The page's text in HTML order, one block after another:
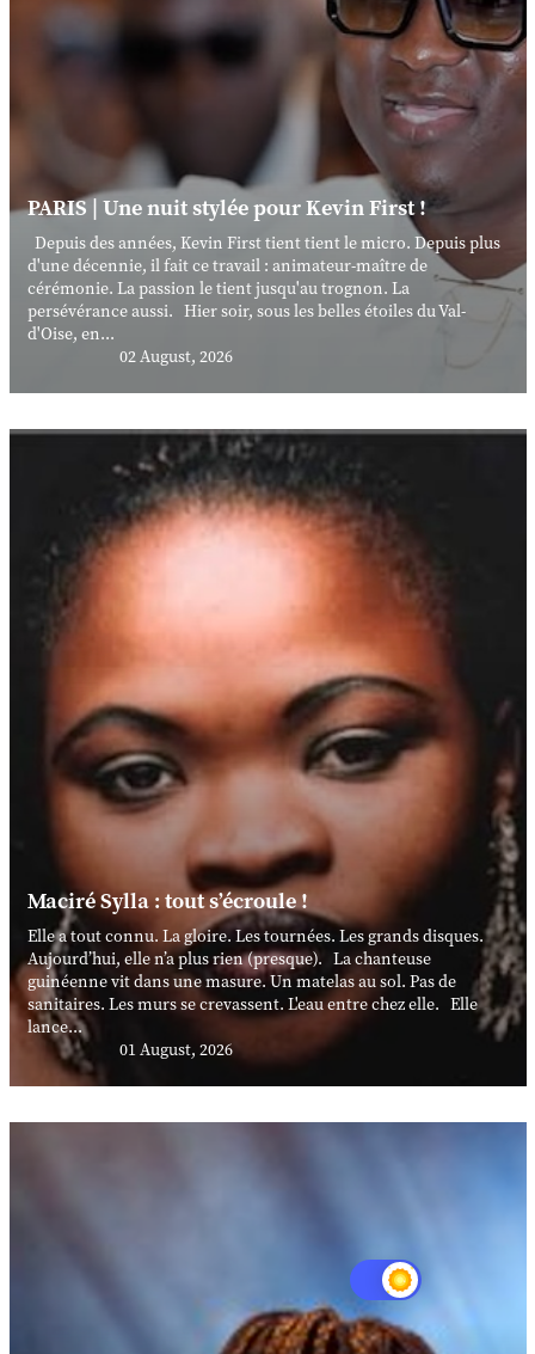
PARIS | Une nuit stylée pour Kevin First !
Depuis des années, Kevin First tient tient le micro. Depuis plus
d'une décennie, il fait ce travail : animateur-maître de
cérémonie. La passion le tient jusqu'au trognon. La
persévérance aussi. Hier soir, sous les belles étoiles du Val-
d'Oise, en...
02 August, 2026
Maciré Sylla : tout s’écroule !
Elle a tout connu. La gloire. Les tournées. Les grands disques.
Aujourd’hui, elle n’a plus rien (presque). La chanteuse
guinéenne vit dans une masure. Un matelas au sol. Pas de
sanitaires. Les murs se crevassent. L'eau entre chez elle. Elle
lance...
01 August, 2026